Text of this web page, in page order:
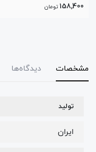
158,400 تومان
مشخصات دیدگاه‌ها
تولید
ایران